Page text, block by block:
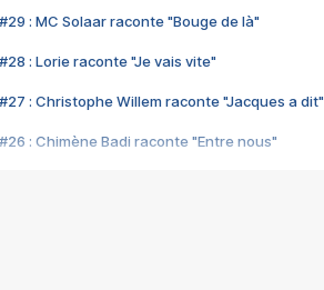
#29 : MC Solaar raconte "Bouge de là"
#28 : Lorie raconte "Je vais vite"
#27 : Christophe Willem raconte "Jacques a dit"
#26 : Chimène Badi raconte "Entre nous"